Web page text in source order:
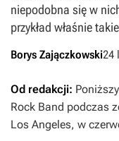
niepodobna się w
przykład właśnie
Borys Zajączkowski24
Od redakcji:
Rock Band podczas
Los Angeles, w